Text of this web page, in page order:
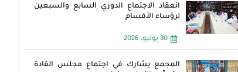
انعقاد الاجتماع الدوري السابع والسبعين
لرؤساء الأقسام
30 يوليو، 2026
المجمع يشارك في اجتماع مجلس القادة